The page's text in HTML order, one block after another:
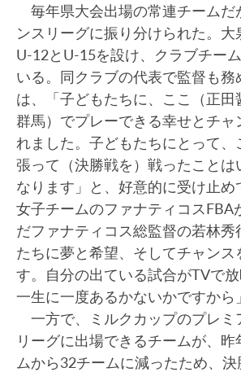
毎年県大会出場の常連チームだ
ンスリーグに振り分けられた。大
U-12とU-15を設け、クラブチー
いる。同クラブの代表で監督も務
は、「子どもたちに、ここ（正田
群馬）でプレーできる幸せとチャ
れました。子どもたちにとって、
張って（決勝戦を）戦ったことは
なります」と、好意的に受け止め
女子チームのファナティコスFBA
だファナティコス総監督の若林秀
たちに夢と希望、そしてチャンス
す。自分の出ている試合がTVで
一生に一度あるかないかですから
一方で、ミルクカップのプレミ
リーグに出場できるチームが、
ムから32チームに減ったため、